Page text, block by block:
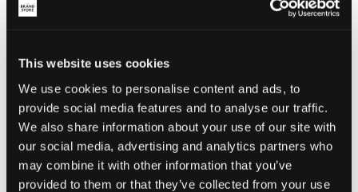
This website uses cookies
We use cookies to personalise content and ads, to
provide social media features and to analyse our traffic.
We also share information about your use of our site with
our social media, advertising and analytics partners who
may combine it with other information that you’ve
provided to them or that they’ve collected from your use
Nog 1 over
De maat lijkt
Te klein Perfect Te groot
MAATTABEL